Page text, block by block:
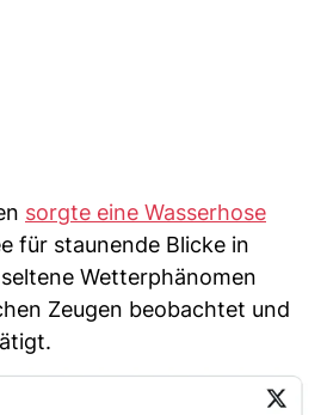
sorgte eine Wasserhose
für staunende Blicke in
Wetterphänomen
Zeugen beobachtet und